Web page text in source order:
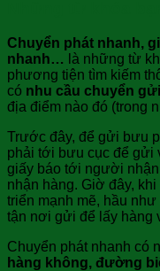
Chuyển phát nhanh,
nhanh… là những từ
phương tiện tìm kiếm
có nhu cầu chuyển
địa điểm nào đó (trong
Trước đây, để gửi bưu
phải tới bưu cục để gửi
giấy báo tới người
nhận hàng. Giờ đây,
triển mạnh mẽ, hầu
tận nơi gửi để lấy hàng
Chuyển phát nhanh có
hàng không, đường